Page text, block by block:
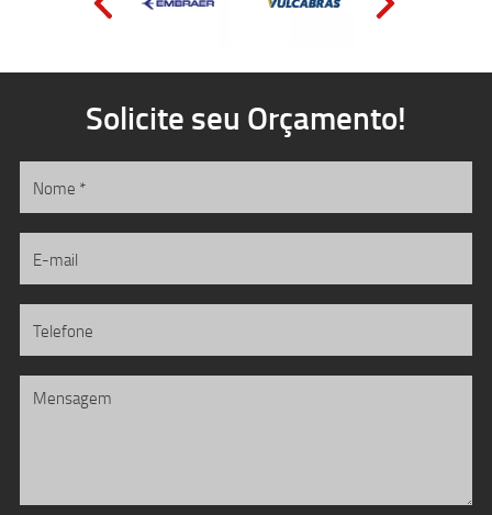
Solicite seu Orçamento!